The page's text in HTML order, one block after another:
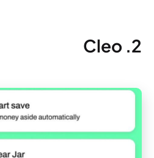
2. Cleo